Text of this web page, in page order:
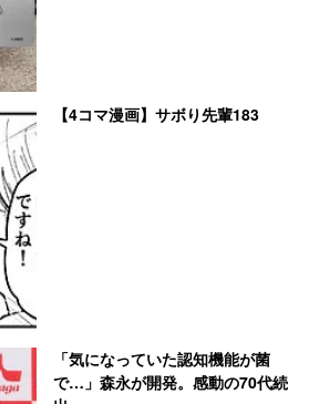
【4コマ漫画】サボり先輩183
「気になっていた認知機能が菌
で…」森永が開発。感動の70代続